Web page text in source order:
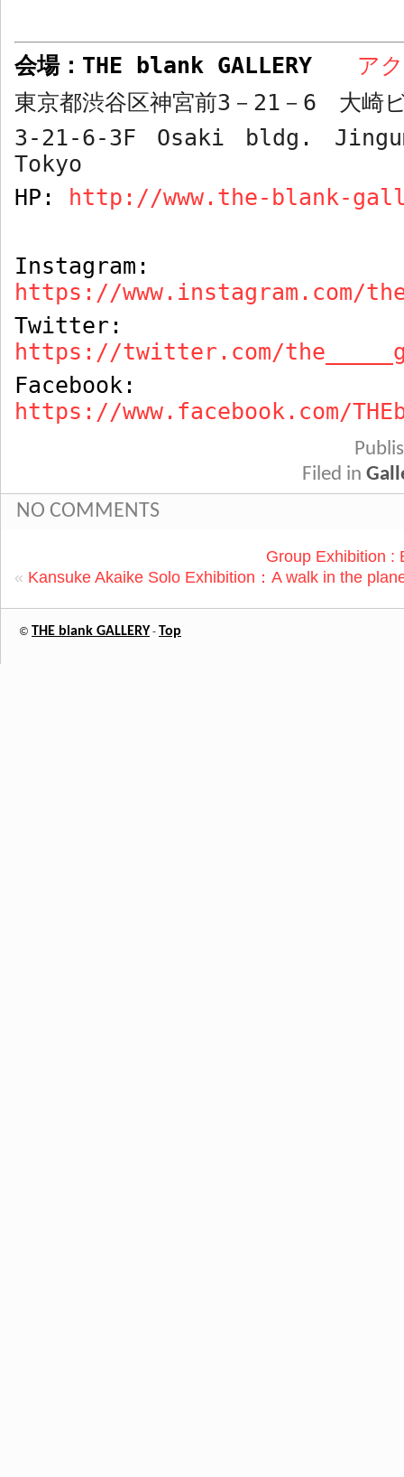
会場： THE blank GALLERY
ア
東京都渋谷区神宮前3 － 21 － 6 大崎
3-21-6-3F Osaki bldg.
Tokyo
HP:
http://www.the-blank-
Instagram:
https://www.instagram.com/
Twitter:
https://twitter.com/
Facebook:
https://www.facebook.com/
Filed in
NO COMMENTS
Group Exhibition :
« Kansuke Akaike Solo Exhibition：A walk in the
© THE blank GALLERY - Top